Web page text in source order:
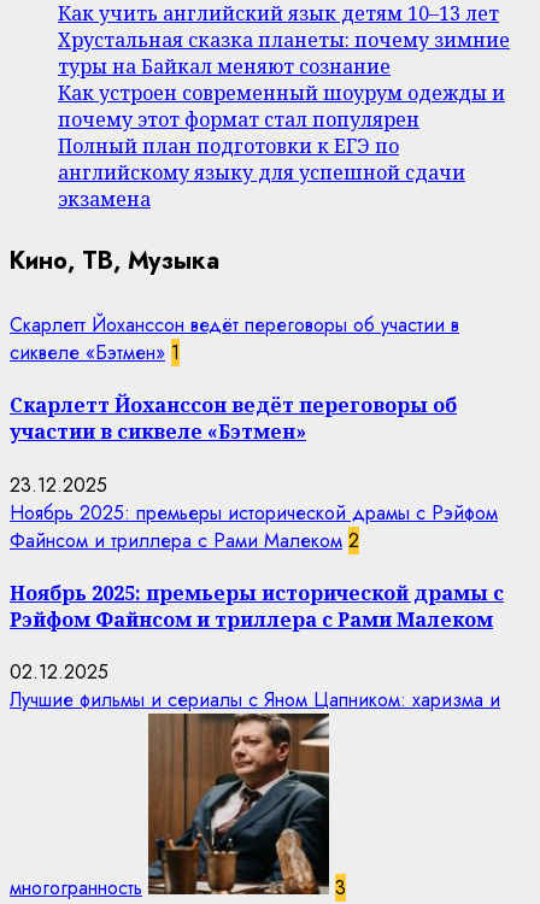
Как учить английский язык детям 10–13 лет
Хрустальная сказка планеты: почему зимние
туры на Байкал меняют сознание
Как устроен современный шоурум одежды и
почему этот формат стал популярен
Полный план подготовки к ЕГЭ по
английскому языку для успешной сдачи
экзамена
Кино, ТВ, Музыка
Скарлетт Йоханссон ведёт переговоры об участии в
сиквеле «Бэтмен» 1
Скарлетт Йоханссон ведёт переговоры об
участии в сиквеле «Бэтмен»
23.12.2025
Ноябрь 2025: премьеры исторической драмы с Рэйфом
Файнсом и триллера с Рами Малеком 2
Ноябрь 2025: премьеры исторической драмы с
Рэйфом Файнсом и триллера с Рами Малеком
02.12.2025
Лучшие фильмы и сериалы с Яном Цапником: харизма и
многогранность 3